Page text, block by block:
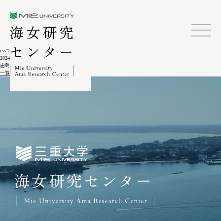
css">
2024.02.04
志島(の風景)2-2-3
一覧に戻る
三重大学海女研究センター